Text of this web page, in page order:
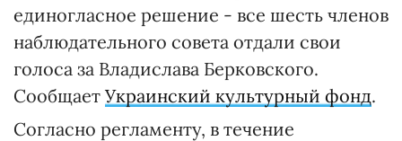
единогласное решение - все шесть членов
наблюдательного совета отдали свои
голоса за Владислава Берковского.
Сообщает Украинский культурный фонд.
Согласно регламенту, в течение